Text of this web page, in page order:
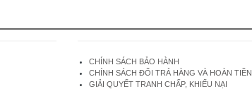
CHÍNH SÁCH BẢO HÀNH
CHÍNH SÁCH ĐỔI TRẢ HÀNG VÀ HOÀN TIỀN
GIẢI QUYẾT TRANH CHẤP, KHIẾU NẠI